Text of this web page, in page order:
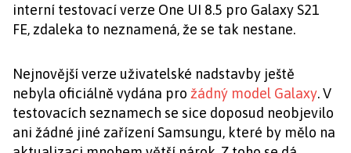
interní testovací verze One UI 8.5 pro Galaxy S21
FE, zdaleka to neznamená, že se tak nestane.
Nejnovější verze uživatelské nadstavby ještě
nebyla oficiálně vydána pro žádný model Galaxy. V
testovacích seznamech se sice doposud neobjevilo
ani žádné jiné zařízení Samsungu, které by mělo na